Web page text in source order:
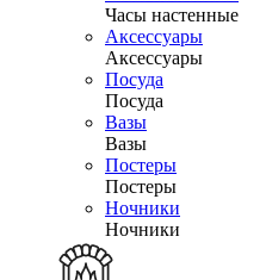
Часы настенные
Аксессуары
Аксессуары
Посуда
Посуда
Вазы
Вазы
Постеры
Постеры
Ночники
Ночники